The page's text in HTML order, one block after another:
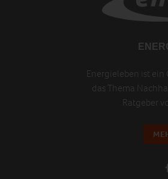
Energieleben ist
das Thema
Ratgeber